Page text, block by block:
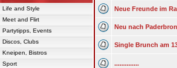
Life and Style
Meet and Flirt
Partytipps, Events
Discos, Clubs
Kneipen, Bistros
Sport
Neue Freunde im
Neu nach
Single Brunch am
..............